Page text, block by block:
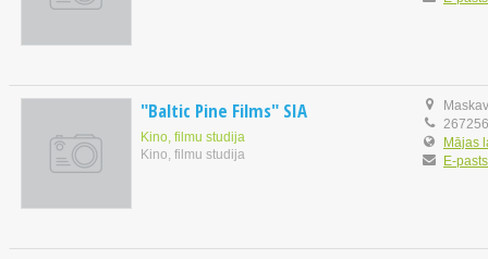
"Baltic Pine Films" SIA
Kino, filmu studija
Kino, filmu studija
Mājas
E-pasts